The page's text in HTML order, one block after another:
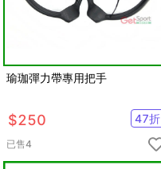
瑜珈彈力帶專用把手
$250 47折
已售4